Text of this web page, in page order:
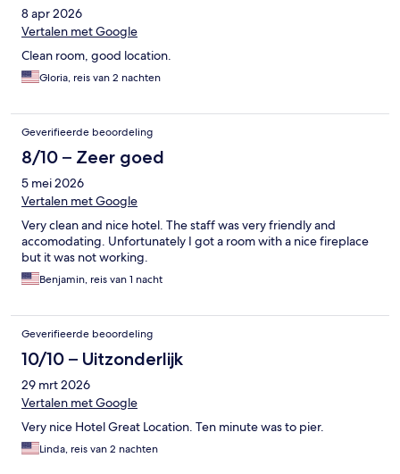
8 apr 2026
Vertalen met Google
Clean room, good location.
Gloria, reis van 2 nachten
Geverifieerde beoordeling
8/10 – Zeer goed
5 mei 2026
Vertalen met Google
Very clean and nice hotel. The staff was very friendly and
accomodating. Unfortunately I got a room with a nice fireplace
but it was not working.
Benjamin, reis van 1 nacht
Geverifieerde beoordeling
10/10 – Uitzonderlijk
29 mrt 2026
Vertalen met Google
Very nice Hotel Great Location. Ten minute was to pier.
Linda, reis van 2 nachten